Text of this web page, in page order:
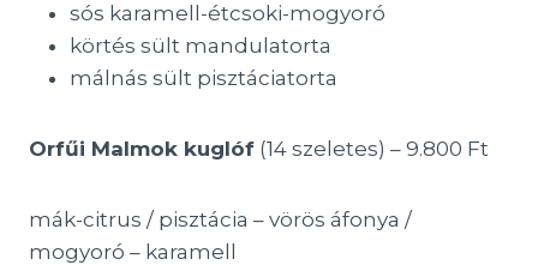
sós karamell-étcsoki-mogyoró
körtés sült mandulatorta
málnás sült pisztáciatorta
Orfűi Malmok kuglóf (14 szeletes) – 9.800 Ft
mák-citrus / pisztácia – vörös áfonya /
mogyoró – karamell